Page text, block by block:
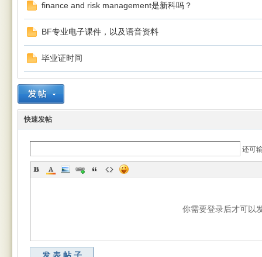
finance and risk management是新科吗？
BF专业电子课件，以及语音资料
毕业证时间
快速发帖
还可
你需要登录后才可以